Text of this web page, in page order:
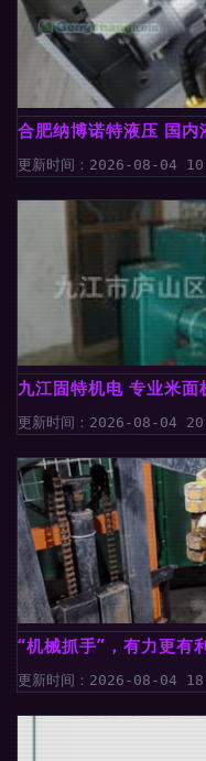
合肥纳博诺特液压 国
更新时间：2026-08-04
九江固特机电 专业米
更新时间：2026-08-04
“机械抓手”，有力更有
更新时间：2026-08-04